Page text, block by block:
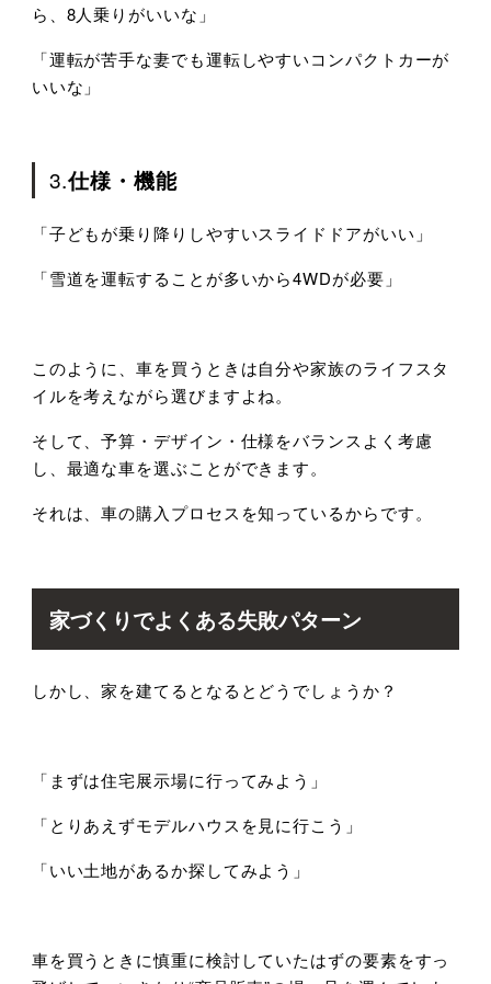
ら、 8人乗りがいいな」
「運転が苦手な妻でも運転しやすいコンパクトカーが
いいな」
3.仕様・機能
「子どもが乗り降りしやすいスライドドアがいい」
「雪道を運転することが多いから4WDが必要」
このように、車を買うときは自分や家族のライフスタ
イルを考えながら選びますよね。
そして、予算・デザイン・仕様をバランスよく考慮
し、最適な車を選ぶことができます。
それは、車の購入プロセスを知っているからです。
家づくりでよくある失敗パターン
しかし、家を建てるとなるとどうでしょうか？
「まずは住宅展示場に行ってみよう」
「とりあえずモデルハウスを見に行こう」
「いい土地があるか探してみよう」
車を買うときに慎重に検討していたはずの要素をすっ